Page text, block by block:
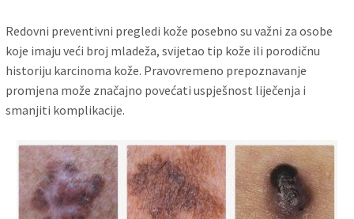
Redovni preventivni pregledi kože posebno su važni za osobe
koje imaju veći broj mladeža, svijetao tip kože ili porodičnu
historiju karcinoma kože. Pravovremeno prepoznavanje
promjena može značajno povećati uspješnost liječenja i
smanjiti komplikacije.